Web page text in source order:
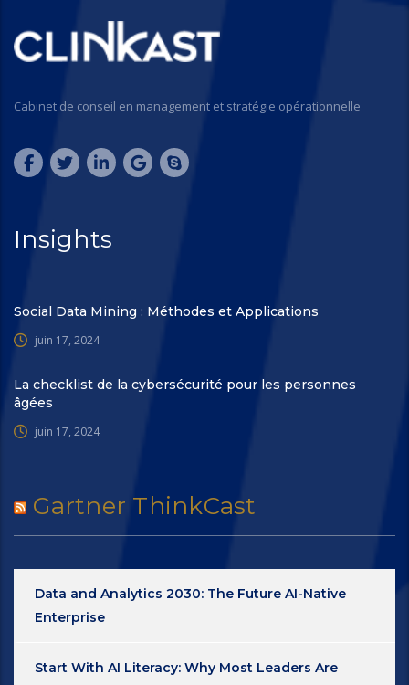
Cabinet de conseil en management et stratégie opérationnelle
Insights
Social Data Mining : Méthodes et Applications
juin 17, 2024
La checklist de la cybersécurité pour les personnes
âgées
juin 17, 2024
Gartner ThinkCast
Data and Analytics 2030: The Future AI-Native
Enterprise
Start With AI Literacy: Why Most Leaders Are